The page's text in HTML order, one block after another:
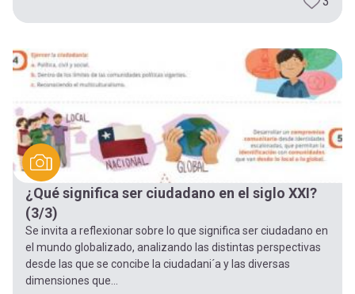
cuenta
¿Qué significa ser ciudadano en el siglo XXI?
(3/3)
Se invita a reflexionar sobre lo que significa ser ciudadano en
el mundo globalizado, analizando las distintas perspectivas
desde las que se concibe la ciudadani´a y las diversas
dimensiones que...